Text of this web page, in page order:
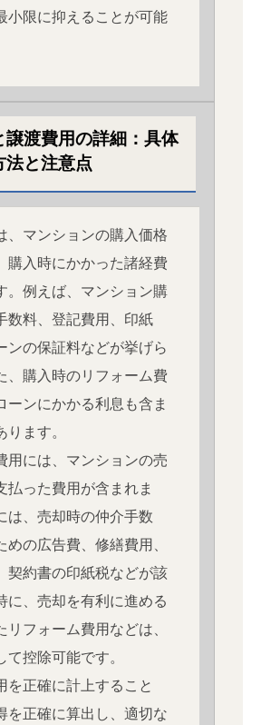
小限に抑えることが可能
譲渡費用の詳細：具体
法と注意点
、マンションの購入価格
購入時にかかった諸経費
。例えば、マンション購
数料、登記費用、印紙
ンの保証料などが挙げら
、購入時のリフォーム費
ーンにかかる利息も含ま
ます。
用には、マンションの売
払った費用が含まれま
は、売却時の仲介手数
の広告費、修繕費用、
契約書の印紙税などが該
に、売却を有利に進める
リフォーム費用などは、
控除可能です。
を正確に計上すること
を正確に算出し、適切な